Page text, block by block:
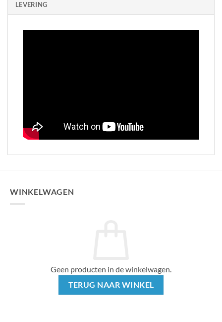
LEVERING
WINKELWAGEN
Geen producten in de winkelwagen.
TERUG NAAR WINKEL